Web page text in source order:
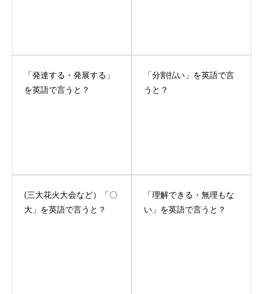
「発達する・発展する」
を英語で言うと？
「分割払い」を英語で言
うと？
(三大花火大会など）「〇
大」を英語で言うと？
「理解できる・無理もな
い」を英語で言うと？